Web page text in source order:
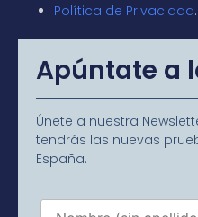
Política de Privacidad.
Apúntate a
Únete a nuestra
tendrás las nuevas
España.